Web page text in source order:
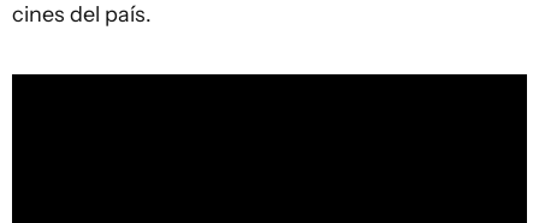
cines del país.